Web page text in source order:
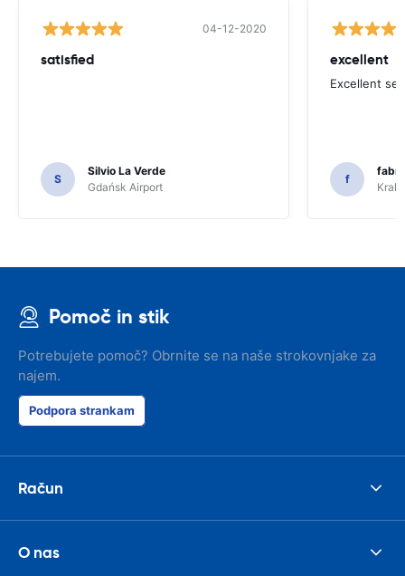
04-12-2020
satisfied
S
Silvio La Verde
Gdańsk Airport
excellent
Excellent
f
Pomoč in stik
Potrebujete pomoč? Obrnite se na naše strokovnjake za
najem.
Podpora strankam
Račun
O nas